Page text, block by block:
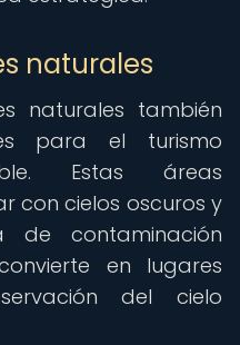
naturales
naturales también
para el turismo
Estas áreas
con cielos oscuros y
de contaminación
en lugares
del cielo